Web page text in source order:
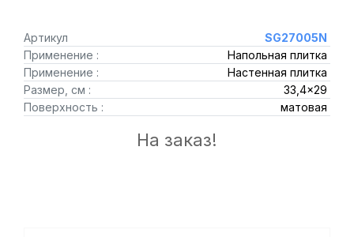
Артикул
SG27005N
Применение :
Напольная плитка
Применение :
Настенная плитка
Размер, см :
33,4x29
Поверхность :
матовая
На заказ!